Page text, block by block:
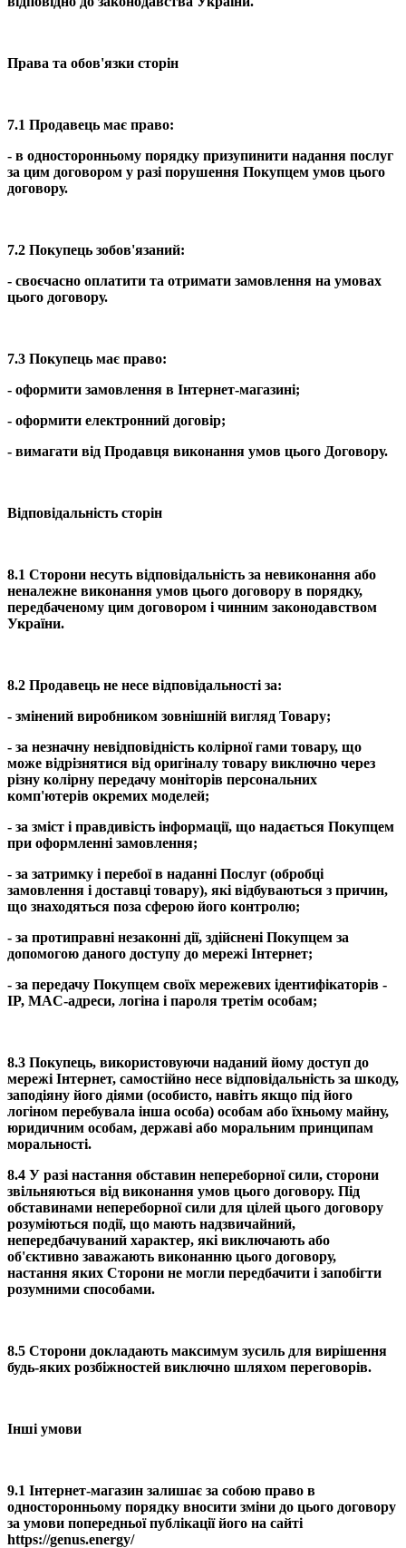
Права та обов'язки сторін
7.1 Продавець має право:
- в односторонньому порядку призупинити надання послуг
за цим договором у разі порушення Покупцем умов цього
договору.
7.2 Покупець зобов'язаний:
- своєчасно оплатити та отримати замовлення на умовах
цього договору.
7.3 Покупець має право:
- оформити замовлення в Інтернет-магазині;
- оформити електронний договір;
- вимагати від Продавця виконання умов цього Договору.
Відповідальність сторін
8.1 Сторони несуть відповідальність за невиконання або
неналежне виконання умов цього договору в порядку,
передбаченому цим договором і чинним законодавством
України.
8.2 Продавець не несе відповідальності за:
- змінений виробником зовнішній вигляд Товару;
- за незначну невідповідність колірної гами товару, що
може відрізнятися від оригіналу товару виключно через
різну колірну передачу моніторів персональних
комп'ютерів окремих моделей;
- за зміст і правдивість інформації, що надається Покупцем
при оформленні замовлення;
- за затримку і перебої в наданні Послуг (обробці
замовлення і доставці товару), які відбуваються з причин,
що знаходяться поза сферою його контролю;
- за протиправні незаконні дії, здійснені Покупцем за
допомогою даного доступу до мережі Інтернет;
- за передачу Покупцем своїх мережевих ідентифікаторів -
IP, MAC-адреси, логіна і пароля третім особам;
8.3 Покупець, використовуючи наданий йому доступ до
мережі Інтернет, самостійно несе відповідальність за шкоду,
заподіяну його діями (особисто, навіть якщо під його
логіном перебувала інша особа) особам або їхньому майну,
юридичним особам, державі або моральним принципам
моральності.
8.4 У разі настання обставин непереборної сили, сторони
звільняються від виконання умов цього договору. Під
обставинами непереборної сили для цілей цього договору
розуміються події, що мають надзвичайний,
непередбачуваний характер, які виключають або
об'єктивно заважають виконанню цього договору,
настання яких Сторони не могли передбачити і запобігти
розумними способами.
8.5 Сторони докладають максимум зусиль для вирішення
будь-яких розбіжностей виключно шляхом переговорів.
Інші умови
9.1 Інтернет-магазин залишає за собою право в
односторонньому порядку вносити зміни до цього договору
за умови попередньої публікації його на сайті
https://genus.energy/